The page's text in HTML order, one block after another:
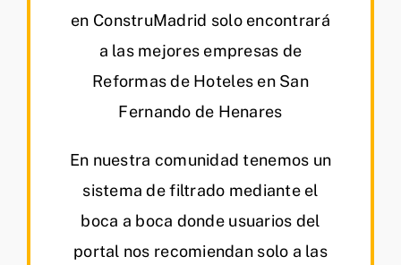
en ConstruMadrid solo encontrará
a las mejores empresas de
Reformas de Hoteles en San
Fernando de Henares
En nuestra comunidad tenemos un
sistema de filtrado mediante el
boca a boca donde usuarios del
portal nos recomiendan solo a las